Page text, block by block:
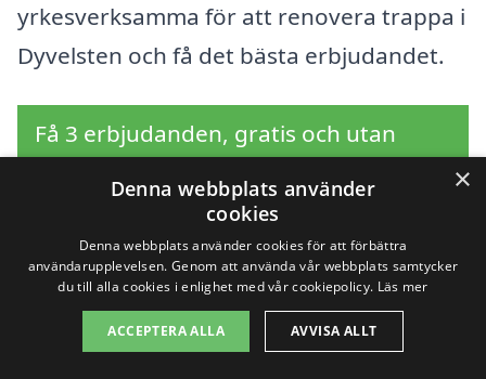
yrkesverksamma för att renovera trappa i
Dyvelsten och få det bästa erbjudandet.
Få 3 erbjudanden, gratis och utan
Sök efter en
professionell för
×
Denna webbplats använder
cookies
Denna webbplats använder cookies för att förbättra
användarupplevelsen. Genom att använda vår webbplats samtycker
du till alla cookies i enlighet med vår cookiepolicy. Läs mer
ACCEPTERA ALLA AVVISA ALLT